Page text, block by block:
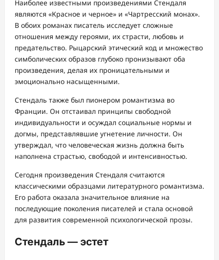
Наиболее известными произведениями Стендаля
являются «Красное и черное» и «Чартресский монах».
В обоих романах писатель исследует сложные
отношения между героями, их страсти, любовь и
предательство. Рыцарский этический код и множество
симболических образов глубоко пронизывают оба
произведения, делая их проницательными и
эмоционально насыщенными.
Стендаль также был пионером романтизма во
Франции. Он отстаивал принципы свободной
индивидуальности и осуждал социальные нормы и
догмы, представлявшие угнетение личности. Он
утверждал, что человеческая жизнь должна быть
наполнена страстью, свободой и интенсивностью.
Сегодня произведения Стендаля считаются
классическими образцами литературного романтизма.
Его работа оказала значительное влияние на
последующие поколения писателей и стала основой
для развития современной психологической прозы.
Стендаль — эстет